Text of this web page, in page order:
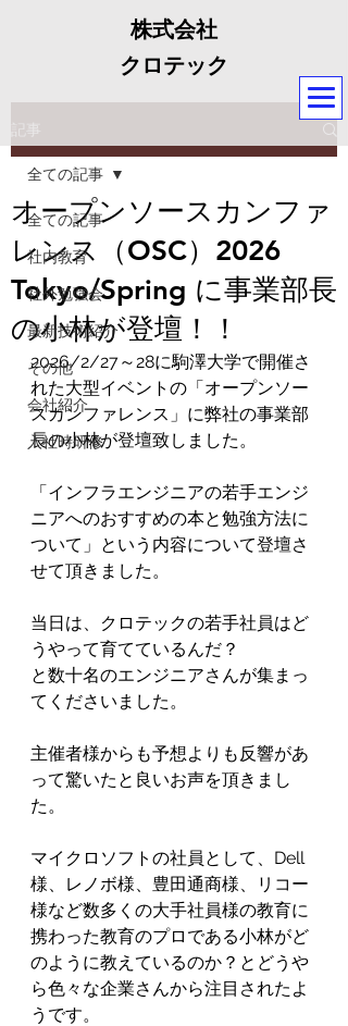
株式会社
クロテック
記事
全ての記事
社内教育
社外勉強会
最新技術紹介
その他
会社紹介
入社時研修
全ての記事
オープンソースカンファ
レンス（OSC）2026
Tokyo/Spring に事業部長
の小林が登壇！！
2026/2/27～28に駒澤大学で開催さ
れた大型イベントの「オープンソー
スカンファレンス」に弊社の事業部
長の小林が登壇致しました。
「インフラエンジニアの若手エンジ
ニアへのおすすめの本と勉強方法に
ついて」という内容について登壇さ
せて頂きました。
当日は、クロテックの若手社員はど
うやって育てているんだ？
と数十名のエンジニアさんが集まっ
てくださいました。
主催者様からも予想よりも反響があ
って驚いたと良いお声を頂きまし
た。
マイクロソフトの社員として、Dell
様、レノボ様、豊田通商様、リコー
様など数多くの大手社員様の教育に
携わった教育のプロである小林がど
のように教えているのか？とどうや
ら色々な企業さんから注目されたよ
うです。